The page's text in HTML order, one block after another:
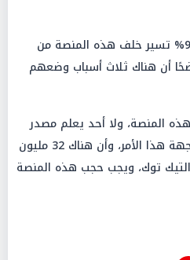
وأشار إلى أن الكثير وبنسبة 90% تسير خلف هذه المنصة من
أن هناك ثلاث أسباب وضعهم
المنصة، ولا أحد يعلم مصدر
هذه الأموال، ولذلك علينا مواجهة هذا الأمر، وأن هناك 32 مليون
توك، ويجب حجب هذه المنصة